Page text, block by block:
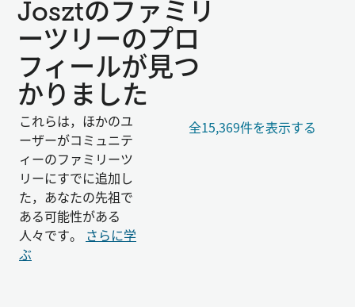
Josztのファミリ
ーツリーのプロ
フィールが見つ
かりました
これらは，ほかのユ
ーザーがコミュニテ
ィーのファミリーツ
リーにすでに追加し
た，あなたの先祖で
ある可能性がある
人々です。 さらに学
ぶ
全15,369件を表示する